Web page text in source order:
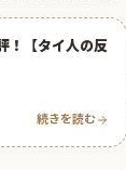
！【タイ人の反
続きを読む